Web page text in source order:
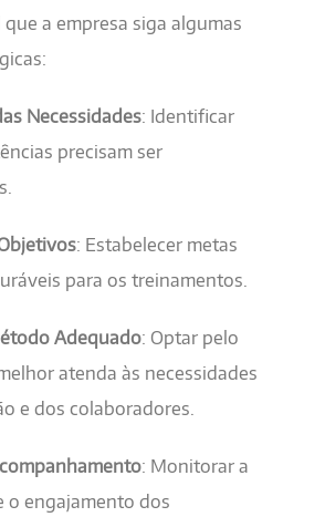
a empresa siga algumas
Necessidades: Identificar
precisam ser
: Estabelecer metas
para os treinamentos.
Adequado: Optar pelo
atenda às necessidades
e dos colaboradores.
: Monitorar a
o engajamento dos